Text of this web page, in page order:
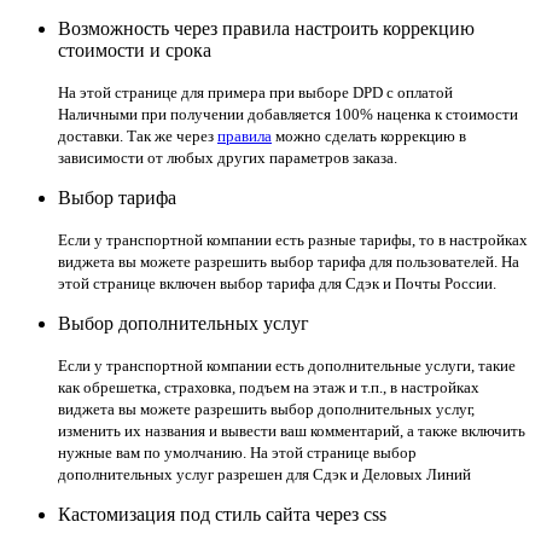
Возможность через правила настроить коррекцию
стоимости и срока
На этой странице для примера при выборе DPD с оплатой
Наличными при получении добавляется 100% наценка к стоимости
доставки. Так же через правила можно сделать коррекцию в
зависимости от любых других параметров заказа.
Выбор тарифа
Если у транспортной компании есть разные тарифы, то в настройках
виджета вы можете разрешить выбор тарифа для пользователей. На
этой странице включен выбор тарифа для Сдэк и Почты России.
Выбор дополнительных услуг
Если у транспортной компании есть дополнительные услуги, такие
как обрешетка, страховка, подъем на этаж и т.п., в настройках
виджета вы можете разрешить выбор дополнительных услуг,
изменить их названия и вывести ваш комментарий, а также включить
нужные вам по умолчанию. На этой странице выбор
дополнительных услуг разрешен для Сдэк и Деловых Линий
Кастомизация под стиль сайта через css